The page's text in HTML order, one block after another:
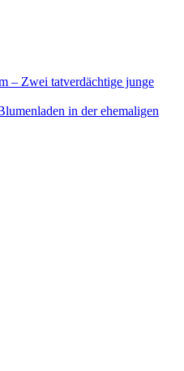
– Zwei tatverdächtige junge
in der ehemaligen